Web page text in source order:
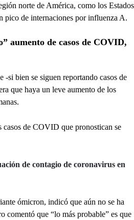
norte de América, como los Estados
pico de internaciones por influenza A.
aumento de casos de COVID,
-si bien se siguen reportando casos de
que haya un leve aumento de los
casos de COVID que pronostican se
de contagio de coronavirus en
ómicron, indicó que aún no se ha
comentó que “lo más probable” es que